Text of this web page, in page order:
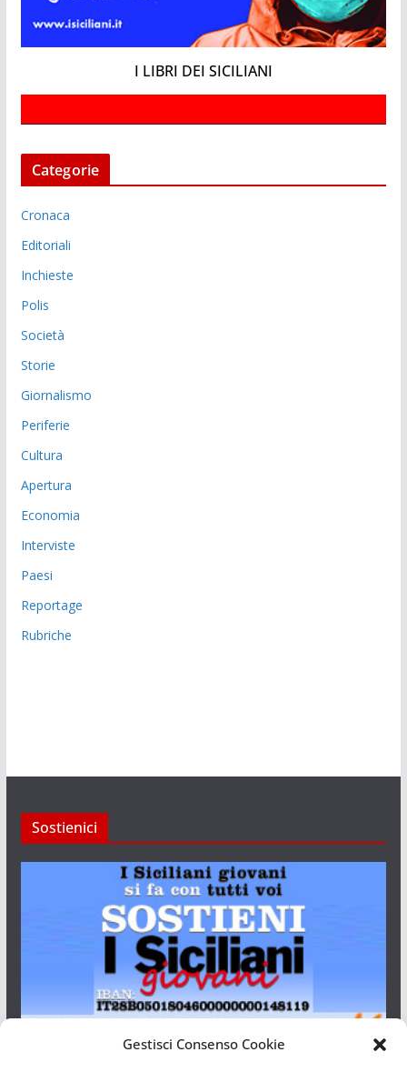
Gestisci Consenso Cookie
I LIBRI DEI SICILIANI
Categorie
Cronaca
Editoriali
Inchieste
Polis
Società
Storie
Giornalismo
Periferie
Cultura
Apertura
Economia
Interviste
Paesi
Reportage
Rubriche
Sostienici